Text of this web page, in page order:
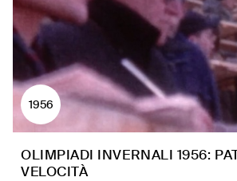
1956
OLIMPIADI INVERNALI 1956:
VELOCITÀ